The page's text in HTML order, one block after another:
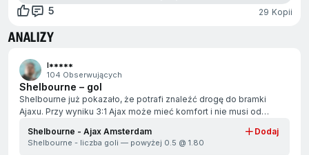
5
29 Kopii
ANALIZY
na koniecI*****
104 Obserwujących
Shelbourne – gol
Shelbourne już pokazało, że potrafi znaleźć drogę do bramki
Ajaxu. Przy wyniku 3:1 Ajax może mieć komfort i nie musi od
więc powinno mieć momenty bardziej ofensywnej gry. W
pierwszym spotkaniu stworzyli wystarczająco dużo sytuacji. 🍀
Shelbourne - Ajax Amsterdam
Shelbourne - liczba goli — powyżej 0.5 @ 1.80
Dodaj